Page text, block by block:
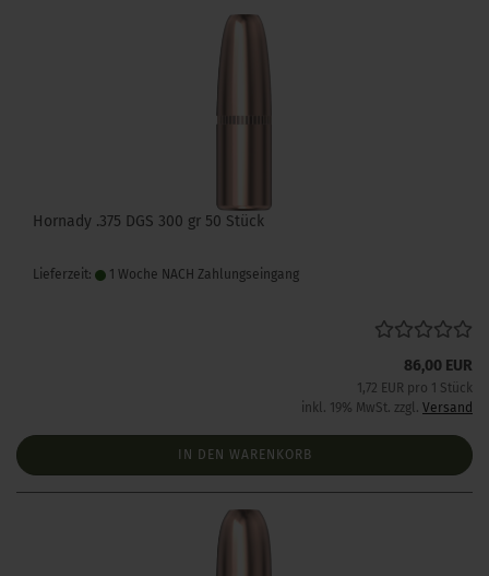
Hornady .375 DGS 300 gr 50 Stück
Lieferzeit: 1 Woche NACH Zahlungseingang
86,00 EUR
1,72 EUR pro 1 Stück
inkl. 19% MwSt. zzgl. Versand
IN DEN WARENKORB